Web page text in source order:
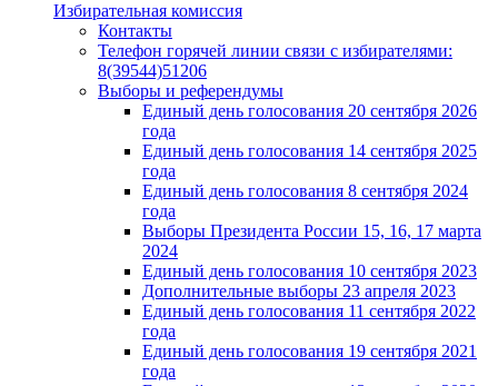
Избирательная комиссия
Контакты
Телефон горячей линии связи с избирателями:
8(39544)51206
Выборы и референдумы
Единый день голосования 20 сентября 2026
года
Единый день голосования 14 сентября 2025
года
Единый день голосования 8 сентября 2024
года
Выборы Президента России 15, 16, 17 марта
2024
Единый день голосования 10 сентября 2023
Дополнительные выборы 23 апреля 2023
Единый день голосования 11 сентября 2022
года
Единый день голосования 19 сентября 2021
года